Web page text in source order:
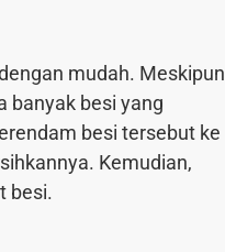
mudah. Meskipun
banyak besi yang
besi tersebut ke
Kemudian,
besi.